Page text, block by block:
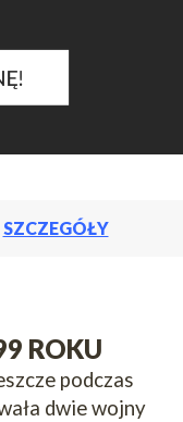
SZCZEGÓŁY
ROKU
podczas
dwie wojny